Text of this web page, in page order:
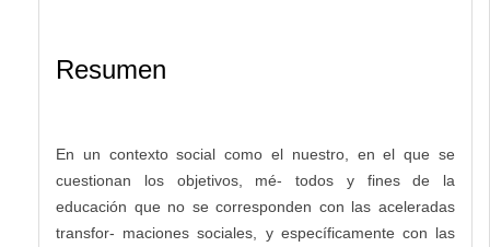
Resumen
En un contexto social como el nuestro, en el que se
cuestionan los objetivos, mé- todos y fines de la
educación que no se corresponden con las aceleradas
transfor- maciones sociales, y específicamente con las